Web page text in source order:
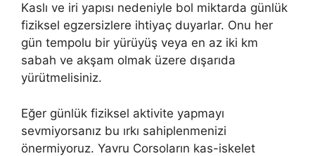
Kaslı ve iri yapısı nedeniyle bol miktarda günlük
fiziksel egzersizlere ihtiyaç duyarlar. Onu her
gün tempolu bir yürüyüş veya en az iki km
sabah ve akşam olmak üzere dışarıda
yürütmelisiniz.
Eğer günlük fiziksel aktivite yapmayı
sevmiyorsanız bu ırkı sahiplenmenizi
önermiyoruz. Yavru Corsoların kas-iskelet